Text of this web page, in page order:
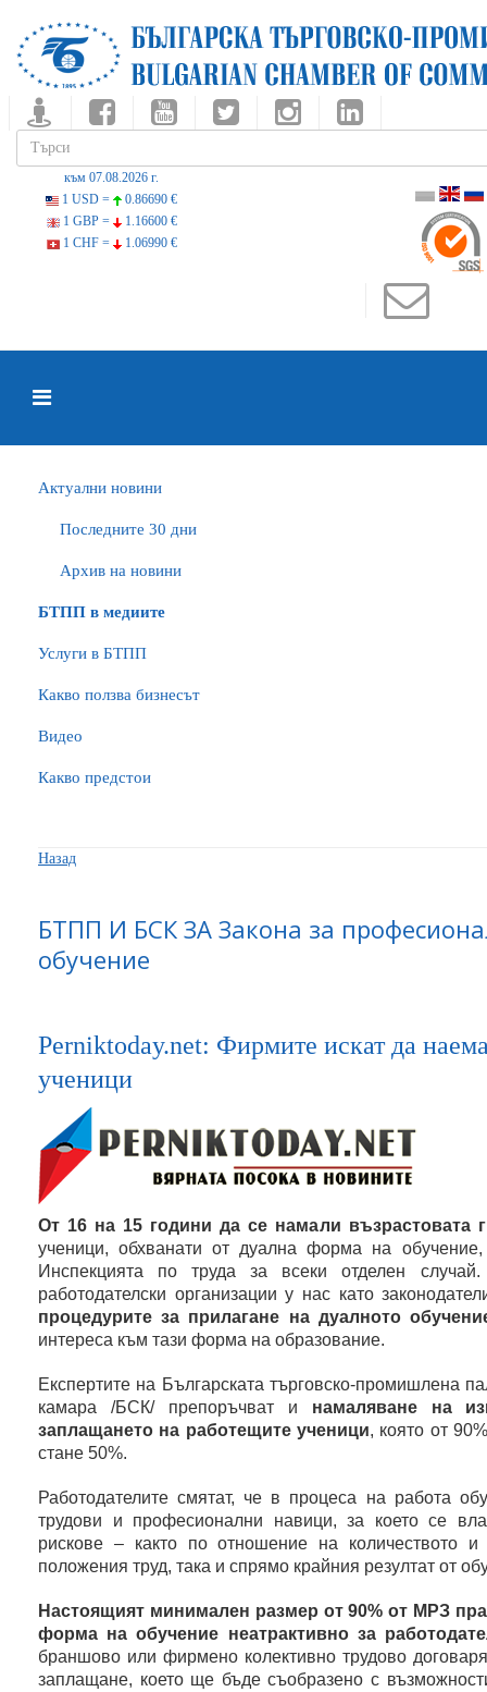
към 07.08.2026 г.
1 USD =
0.86690 €
1 GBP =
1.16600 €
1 CHF =
1.06990 €
Актуални новини
Последните 30 дни
Архив на новини
БTПП в медиите
Услуги в БТПП
Какво ползва бизнесът
Видео
Какво предстои
Назад
БТПП И БСК ЗА Закона за
обучение
Perniktoday.net: Фирмите искат да
ученици
От 16 на 15 години да се намали възрастовата
ученици, обхванати от дуална форма на
Инспекцията по труда за всеки отделен
работодателски организации у нас като
процедурите за прилагане на дуалното
интереса към тази форма на образование.
Експертите на Българската търговско-промишлена
камара /БСК/ препоръчват и намаляване на
заплащането на работещите ученици, която от
стане 50%.
Работодателите смятат, че в процеса на работа
трудови и професионални навици, за което се
рискове – както по отношение на количеството и
положения труд, така и спрямо крайния резултат от
Настоящият минимален размер от 90% от МРЗ
форма на обучение неатрактивно за
браншово или фирмено колективно трудово
заплащане, което ще бъде съобразено с